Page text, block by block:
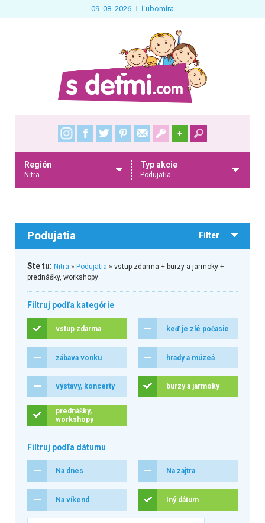
09. 08. 2026 Ľubomíra
+
Región
Nitra
Typ akcie
Podujatia
Podujatia Filter
Ste tu: Nitra » Podujatia » vstup zdarma + burzy a jarmoky +
prednášky, workshopy
Filtruj podľa kategórie
vstup zdarma keď je zlé počasie
zábava vonku hrady a múzeá
výstavy, koncerty burzy a jarmoky
prednášky,
workshopy
Filtruj podľa dátumu
Na dnes Na zajtra
Na víkend Iný dátum